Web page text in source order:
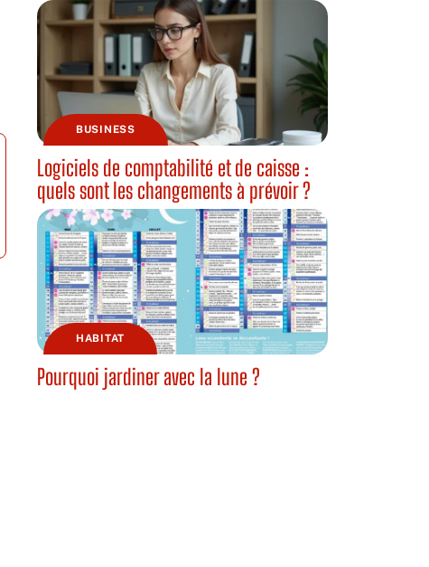
BUSINESS
Logiciels de comptabilité et de caisse :
quels sont les changements à prévoir ?
HABITAT
Pourquoi jardiner avec la lune ?